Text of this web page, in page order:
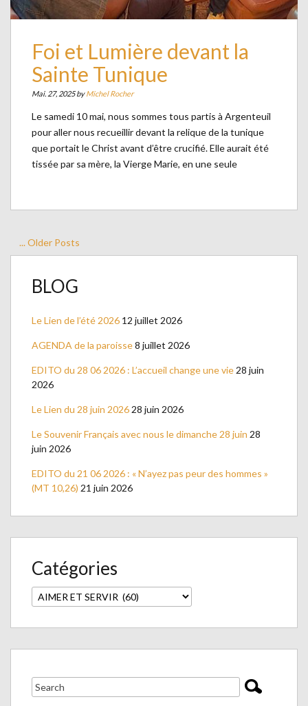
Foi et Lumière devant la
Sainte Tunique
Mai. 27, 2025 byMichel Rocher
Le samedi 10 mai, nous sommes tous partis à Argenteuil
pour aller nous recueillir devant la relique de la tunique
que portait le Christ avant d’être crucifié. Elle aurait été
tissée par sa mère, la Vierge Marie, en une seule
... Older Posts
BLOG
Le Lien de l’été 2026 12 juillet 2026
AGENDA de la paroisse8 juillet 2026
EDITO du 28 06 2026 : L’accueil change une vie 28 juin
2026
Le Lien du 28 juin 2026 28 juin 2026
Le Souvenir Français avec nous le dimanche 28 juin 28
juin 2026
EDITO du 21 06 2026 : « N’ayez pas peur des hommes »
(MT 10,26) 21 juin 2026
Catégories
Catégories